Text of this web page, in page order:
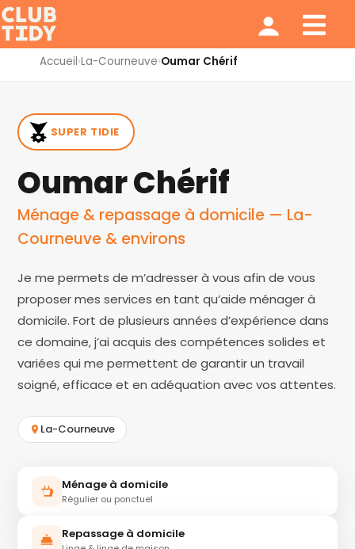
Accueil›La-Courneuve›Oumar Chérif
SUPER TIDIE
Oumar Chérif
Ménage & repassage à domicile — La-
Courneuve & environs
Je me permets de m’adresser à vous afin de vous
proposer mes services en tant qu’aide ménager à
domicile. Fort de plusieurs années d’expérience dans
ce domaine, j’ai acquis des compétences solides et
variées qui me permettent de garantir un travail
soigné, efficace et en adéquation avec vos attentes.
La-Courneuve
Ménage à domicile
Régulier ou ponctuel
Repassage à domicile